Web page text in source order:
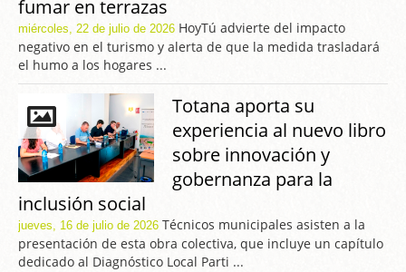
fumar en terrazas
miércoles, 22 de julio de 2026 HoyTú advierte del impacto
negativo en el turismo y alerta de que la medida trasladará
el humo a los hogares ...
Totana aporta su
experiencia al nuevo libro
sobre innovación y
gobernanza para la
inclusión social
jueves, 16 de julio de 2026 Técnicos municipales asisten a la
presentación de esta obra colectiva, que incluye un capítulo
dedicado al Diagnóstico Local Parti ...